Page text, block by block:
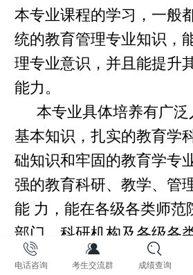
本专业课程的学习，一般
统的教育管理专业知识，
理专业意识，并且能提升
能力。
本专业具体培养有广
基本知识，扎实的教育学
础知识和牢固的教育学专
强的教育科研、教学、管
能 力，能在各级各类师范
部门、科研机构及各级各
教学、科研、管理、咨询
电话咨询 考生交流群 成绩查询